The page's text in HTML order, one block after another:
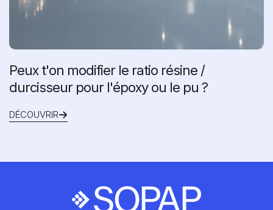
Peux t'on modifier le ratio résine /
durcisseur pour l'époxy ou le pu ?
DÉCOUVRIR